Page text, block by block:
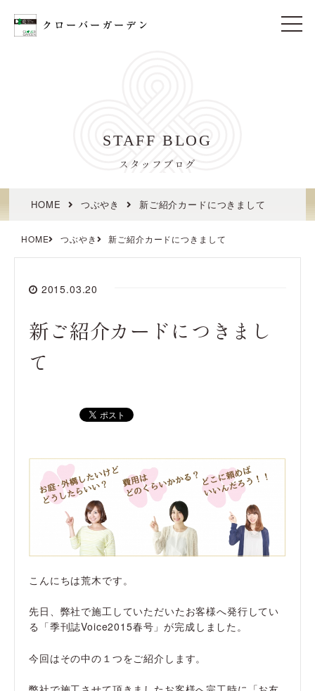
t
STAFF BLOG
スタッフブログ
HOME つぶやき 新ご紹介カードにつきまして
HOME つぶやき 新ご紹介カードにつきまして
2015.03.20
新ご紹介カードにつきまし
て
こんにちは荒木です。
先日、弊社で施工していただいたお客様へ発行してい
る「季刊誌Voice2015春号」が完成しました。
今回はその中の１つをご紹介します。